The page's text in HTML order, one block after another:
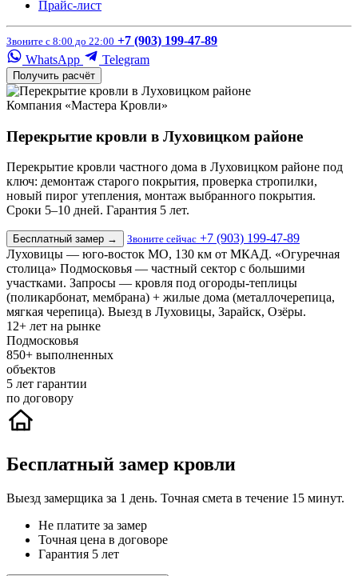
Прайс-лист
Звоните с 8:00 до 22:00 +7 (903) 199-47-89
WhatsApp
Telegram
Получить расчёт
Компания «Мастера Кровли»
Перекрытие кровли в Луховицком районе
Перекрытие кровли частного дома в Луховицком районе под
ключ: демонтаж старого покрытия, проверка стропилки,
новый пирог утепления, монтаж выбранного покрытия.
Сроки 5–10 дней. Гарантия 5 лет.
Бесплатный замер → Звоните сейчас +7 (903) 199-47-89
Луховицы — юго-восток МО, 130 км от МКАД. «Огуречная
столица» Подмосковья — частный сектор с большими
участками. Запросы — кровля под огороды-теплицы
(поликарбонат, мембрана) + жилые дома (металлочерепица,
мягкая черепица). Выезд в Луховицы, Зарайск, Озёры.
12+ лет на рынке
Подмосковья
850+ выполненных
объектов
5 лет гарантии
по договору
Бесплатный замер кровли
Выезд замерщика за 1 день. Точная смета в течение 15 минут.
Не платите за замер
Точная цена в договоре
Гарантия 5 лет